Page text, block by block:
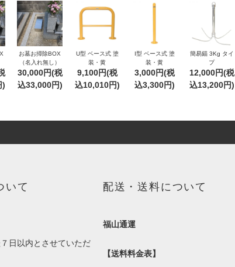
)
お墓お掃除BOX
（名入れ無し）
30,000円(税
込33,000円)
U型 ベース式 塗
装・黄
9,100円(税
込10,010円)
I型 ベース式 塗
装・黄
3,000円(税
込3,300円)
簡易錨 3Kg タイ
プ
12,000円(税
込13,200円)
いて
日以内とさせていただ
配送・送料について
福山通運
【送料料金表】